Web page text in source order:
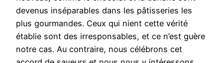
devenus inséparables dans les pâtisseries les
plus gourmandes. Ceux qui nient cette vérité
établie sont des irresponsables, et ce n’est guère
notre cas. Au contraire, nous célébrons cet